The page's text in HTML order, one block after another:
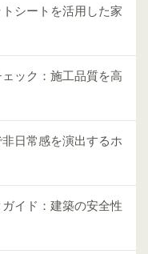
シートを活用した家
ック：施工品質を高
非日常感を演出するホ
ガイド：建築の安全性